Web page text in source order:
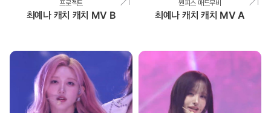
프로젝트
최예나 캐치 캐치 MV B
원피스 매드무비
최예나 캐치 캐치 MV A